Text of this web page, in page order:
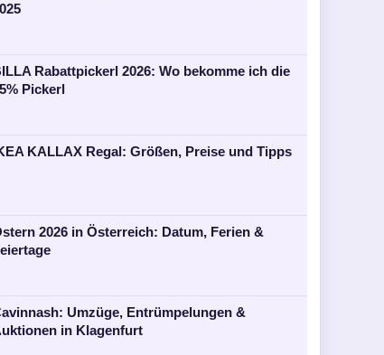
Rabattpickerl 2026: Wo bekomme ich die
Pickerl
KALLAX Regal: Größen, Preise und Tipps
2026 in Österreich: Datum, Ferien &
Umzüge, Entrümpelungen &
in Klagenfurt